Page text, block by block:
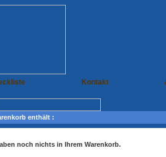
Kontakt
enthält :
noch nichts in Ihrem Warenkorb.